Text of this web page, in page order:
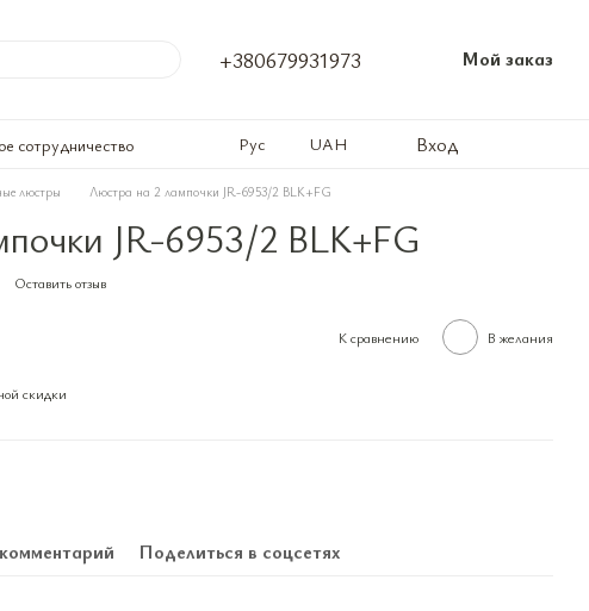
+380679931973 Мой заказ
сотрудничество Рус UAH Вход
люстры Люстра на 2 лампочки JR-6953/2 BLK+FG
JR-6953/2 BLK+FG
Оставить отзыв
К сравнению В желания
скидки
Поделиться в соцсетях